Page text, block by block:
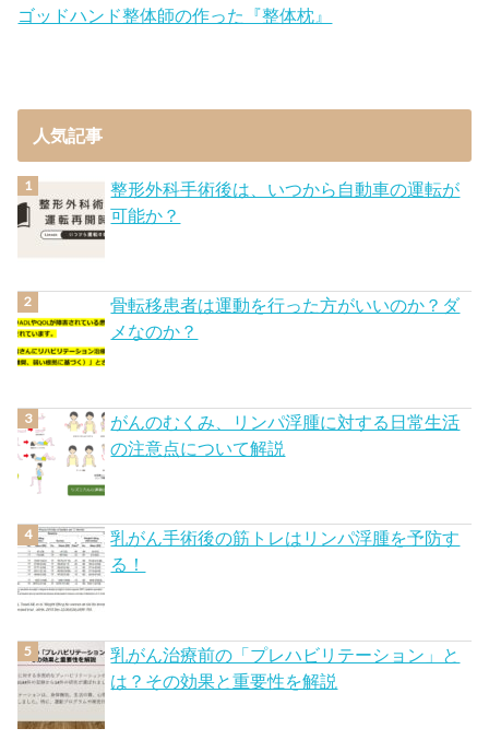
ゴッドハンド整体師の作った『整体枕』
人気記事
整形外科手術後は、いつから自動車の運転が
可能か？
骨転移患者は運動を行った方がいいのか？ダ
メなのか？
がんのむくみ、リンパ浮腫に対する日常生活
の注意点について解説
乳がん手術後の筋トレはリンパ浮腫を予防す
る！
乳がん治療前の「プレハビリテーション」と
は？その効果と重要性を解説